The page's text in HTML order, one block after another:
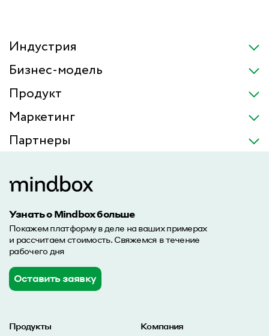
Индустрия
Бизнес-модель
Продукт
Маркетинг
Партнеры
Продукты
Компания
Узнать о Mindbox больше
Покажем платформу в деле на ваших примерах
и рассчитаем стоимость. Свяжемся в течение
рабочего дня
Оставить заявку